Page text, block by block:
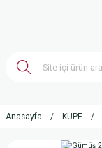
Anasayfa KÜPE